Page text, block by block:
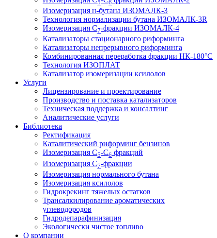
5 6
Изомеризация н-бутана ИЗОМАЛК-3
Технология нормализации бутана ИЗОМАЛК-3R
Изомеризация С7-фракции ИЗОМАЛК-4
Катализаторы стационарного риформинга
Катализаторы непрерывного риформинга
Комбинированная переработка фракции НК-180°С
Технология ИЗОПЛАТ
Катализатор изомеризации ксилолов
Услуги
Лицензирование и проектирование
Производство и поставка катализаторов
Техническая поддержка и консалтинг
Аналитические услуги
Библиотека
Ректификация
Каталитический риформинг бензинов
Изомеризация C5-C6 фракций
Изомеризация C7-фракции
Изомеризация нормального бутана
Изомеризация ксилолов
Гидрокрекинг тяжелых остатков
Трансалкилирование ароматических
углеводородов
Гидродепарафинизация
Экологически чистое топливо
О компании